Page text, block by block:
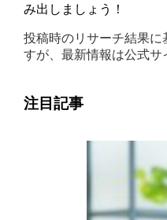
み出しましょう！
投稿時のリサーチ結果に
すが、最新情報は公式
注目記事